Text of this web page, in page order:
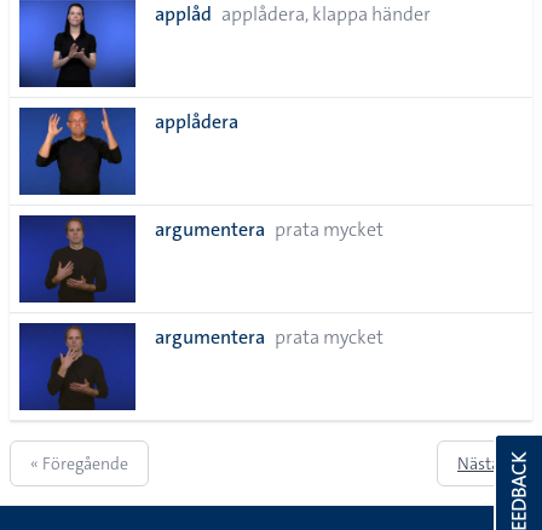
applåd applådera, klappa händer
applådera
argumentera prata mycket
argumentera prata mycket
« Föregående Nästa » FEEDBACK